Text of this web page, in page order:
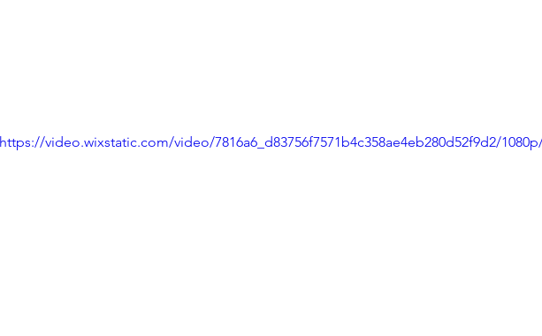
https://video.wixstatic.com/video/7816a6_d83756f7571b4c358ae4eb280d52f9d2/